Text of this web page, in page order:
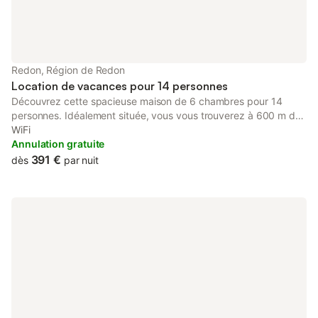
Redon, Région de Redon
Location de vacances pour 14 personnes
Découvrez cette spacieuse maison de 6 chambres pour 14
personnes. Idéalement située, vous vous trouverez à 600 m de
la gare, de la piscine, du cinéma, des premiers commerces et
du port de Redon. Profitez de vastes espaces à vivre, d'une
véranda de 25 m² et d'un jardin familial, le tout au calme, en
WiFi
Annulation gratuite
dès 391 € par nuit